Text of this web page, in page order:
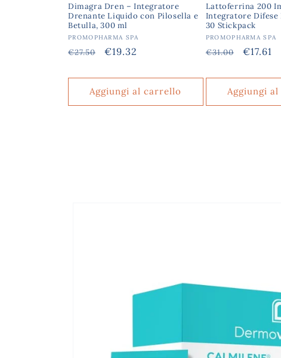
Dimagra Dren – Integratore
Drenante Liquido con Pilosella e
Betulla, 300 ml
Produttore:
PROMOPHARMA SPA
Prezzo
listino
€27.50
Prezzo
€19.32
Aggiungi al carrello
Lattoferrina 200
Integratore
30 Stickpack
Produttore:
PROMOPHARMA SPA
Prezzo
listino
€31.00
Prezzo
€17.61
Aggiungi